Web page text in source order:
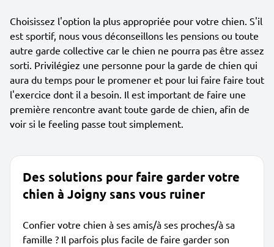
Choisissez l'option la plus appropriée pour votre chien. S'il
est sportif, nous vous déconseillons les pensions ou toute
autre garde collective car le chien ne pourra pas être assez
sorti. Privilégiez une personne pour la garde de chien qui
aura du temps pour le promener et pour lui faire faire tout
l'exercice dont il a besoin. Il est important de faire une
première rencontre avant toute garde de chien, afin de
voir si le feeling passe tout simplement.
Des solutions pour faire garder votre
chien à Joigny sans vous ruiner
Confier votre chien à ses amis/à ses proches/à sa
famille ? Il parfois plus facile de faire garder son